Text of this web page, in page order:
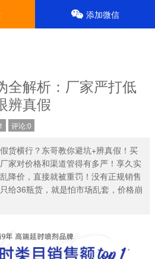
全解析：厂家严打低
辨真假
评论:0
货横行？东哥教你避坑+辨真假！买
家对价格和渠道管得有多严！享久实
降价，直接就被重罚！没有正规销售
给36瓶货，就是怕市场乱套，价格崩
添加微信